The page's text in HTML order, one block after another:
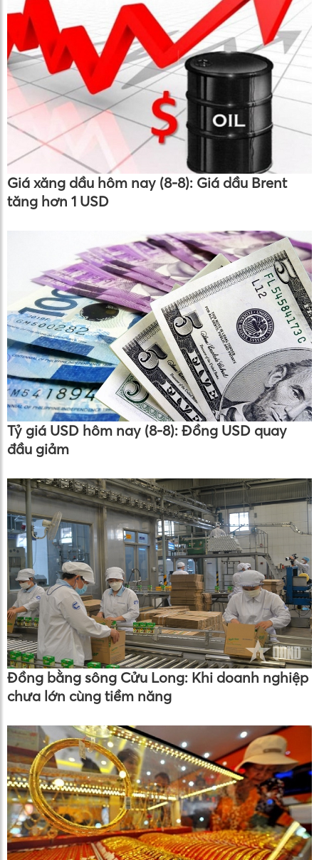
Giá xăng dầu hôm nay (8-8): Giá dầu Brent
tăng hơn 1 USD
Tỷ giá USD hôm nay (8-8): Đồng USD quay
đầu giảm
Đồng bằng sông Cửu Long: Khi doanh nghiệp
chưa lớn cùng tiềm năng